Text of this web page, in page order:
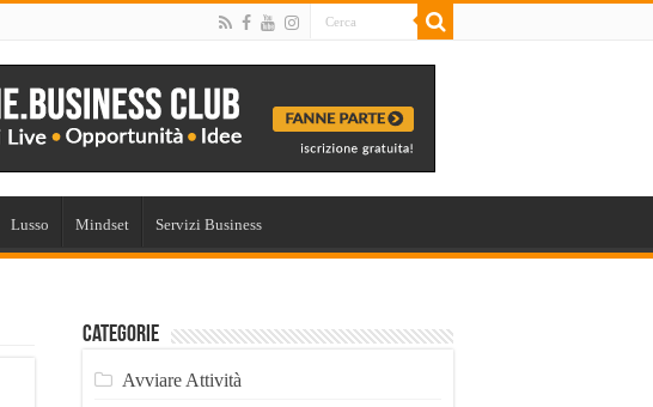
Lusso Mindset Servizi Business
Categorie
Avviare Attività